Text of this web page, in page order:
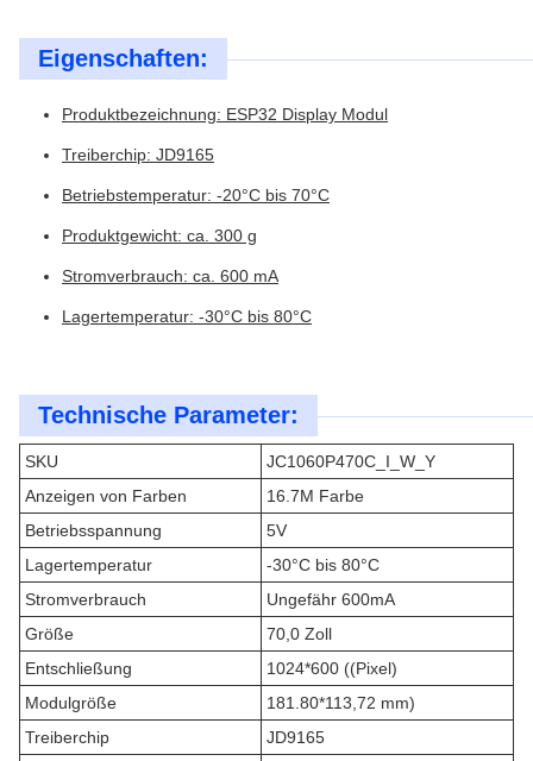
Eigenschaften:
Produktbezeichnung: ESP32 Display Modul
Treiberchip: JD9165
Betriebstemperatur: -20°C bis 70°C
Produktgewicht: ca. 300 g
Stromverbrauch: ca. 600 mA
Lagertemperatur: -30°C bis 80°C
Technische Parameter:
SKU
JC1060P470C_I_W_Y
Anzeigen von Farben
16.7M Farbe
Betriebsspannung
5V
Lagertemperatur
-30°C bis 80°C
Stromverbrauch
Ungefähr 600mA
Größe
70,0 Zoll
Entschließung
1024*600 ((Pixel)
Modulgröße
181.80*113,72 mm)
Treiberchip
JD9165